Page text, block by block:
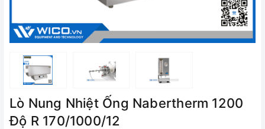
Lò Nung Nhiệt Ống Nabertherm 1200
Độ R 170/1000/12